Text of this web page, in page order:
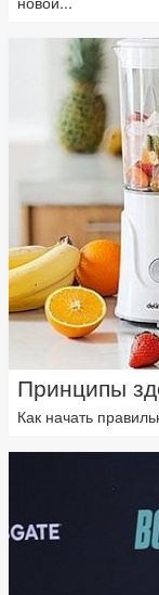
Принципы
Как начать